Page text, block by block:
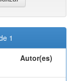
1
Autor(es)